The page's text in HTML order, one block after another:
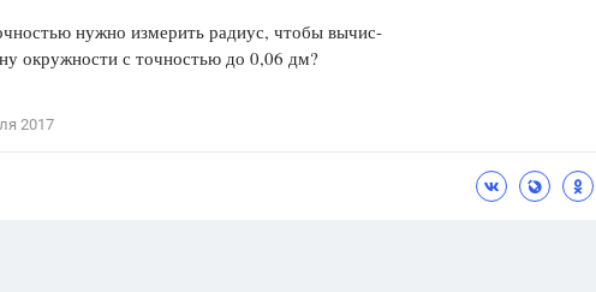
Учебники
Разумовская М.М.,
Красота, Воспитание
нужно измерить радиус, чтобы вычис-
окружности с точностью до 0,06 дм?
2017